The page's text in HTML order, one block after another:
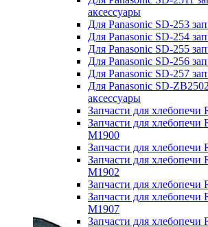
аксессуары
Для Panasonic SD-253
Для Panasonic SD-254
Для Panasonic SD-255
Для Panasonic SD-256
Для Panasonic SD-257
Для Panasonic SD-
аксессуары
Запчасти для хлебопечи
Запчасти для хлебопечи
M1900
Запчасти для хлебопечи
Запчасти для хлебопечи
M1902
Запчасти для хлебопечи
Запчасти для хлебопечи
M1907
Запчасти для хлебопечи